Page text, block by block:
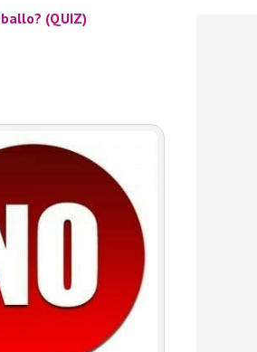
(QUIZ)